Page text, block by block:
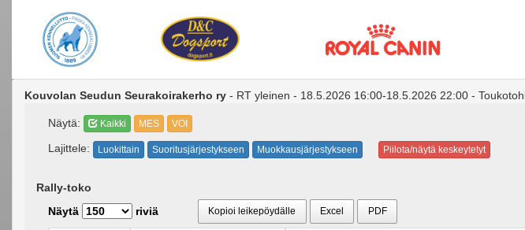
Kouvolan Seudun Seurakoirakerho ry - RT yleinen - 18.5.2026 16:00-18.5.2026 22:00 -
Näytä: Kaikki MES VOI
Lajittele: Luokittain Suoritusjärjestykseen Muokkausjärjestykseen Piilota/näytä keskeytetyt
Rally-toko
Näytä
riviä Kopioi leikepöydälle Excel PDF